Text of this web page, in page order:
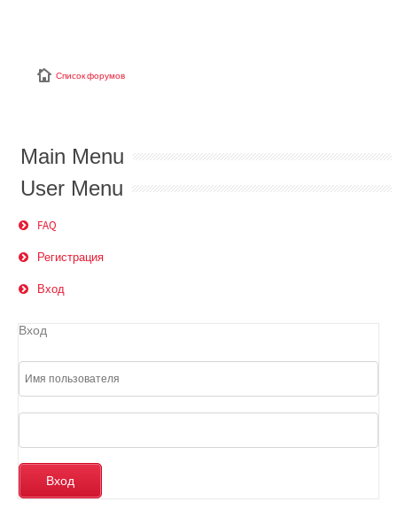
Список форумов
Main Menu
User Menu
FAQ
Регистрация
Вход
Вход